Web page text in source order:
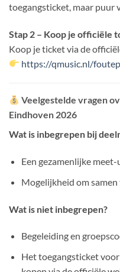
toegangsticket, maar puur
Stap 2 – Koop je officiële
Koop je ticket via de
https://qmusic.nl/
Veelgestelde vragen
Eindhoven 2026
Wat is inbegrepen bij
Een gezamenlijke
Mogelijkheid om
Wat is niet inbegrepen?
Begeleiding en
Het toegangsticket